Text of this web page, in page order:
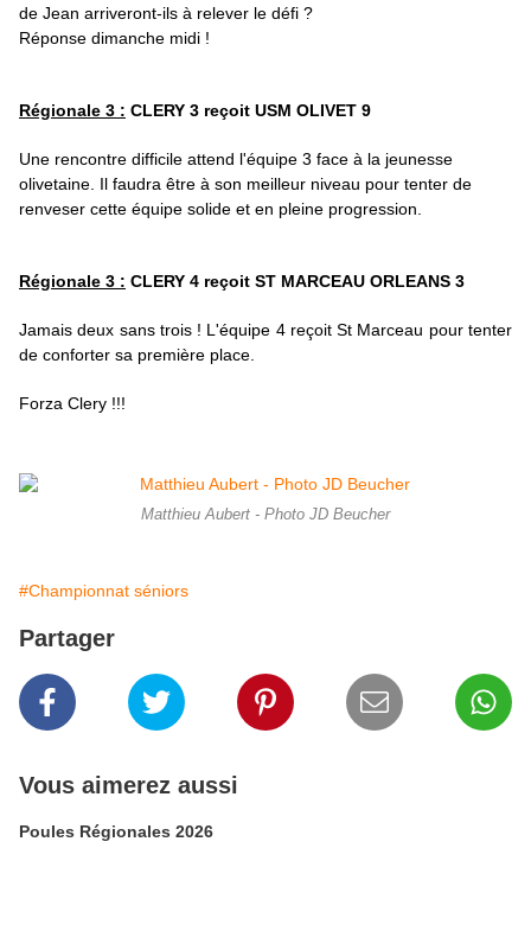
de Jean arriveront-ils à relever le défi ?
Réponse dimanche midi !
Régionale 3 : CLERY 3 reçoit USM OLIVET 9
Une rencontre difficile attend l'équipe 3 face à la jeunesse
olivetaine. Il faudra être à son meilleur niveau pour tenter de
renveser cette équipe solide et en pleine progression.
Régionale 3 : CLERY 4 reçoit ST MARCEAU ORLEANS 3
Jamais deux sans trois ! L'équipe 4 reçoit St Marceau pour tenter
de conforter sa première place.
Forza Clery !!!
Matthieu Aubert - Photo JD Beucher
#Championnat séniors
Partager
Vous aimerez aussi
Poules Régionales 2026